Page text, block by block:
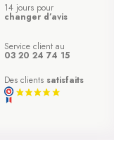
14 jours pour
changer d’avis
Service client au
03 20 24 74 15
Des clients satisfaits